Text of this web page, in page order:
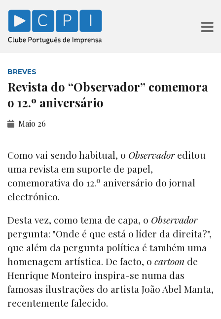
BREVES
Revista do “Observador” comemora
o 12.º aniversário
Maio 26
Como vai sendo habitual, o Observadoreditou
uma revista em suporte de papel,
comemorativa do 12.º aniversário do jornal
electrónico.
Desta vez, como tema de capa, o Observador
pergunta: "Onde é que está o líder da direita?",
que além da pergunta política é também uma
homenagem artística. De facto, o cartoon de
Henrique Monteiro inspira-se numa das
famosas ilustrações do artista João Abel Manta,
recentemente falecido.